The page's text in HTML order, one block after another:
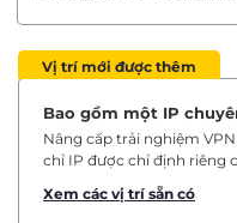
Vị trí mới được thêm
Bao gồm một IP
Nâng cấp trải nghiệm
chỉ IP được chỉ định riêng
Xem các vị trí sẵn có